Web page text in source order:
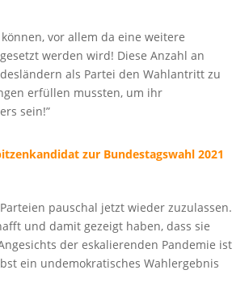
vor allem da eine weitere
werden wird! Diese Anzahl an
als Partei den Wahlantritt zu
erfüllen mussten, um ihr
sein!”
zur Bundestagswahl 2021
pauschal jetzt wieder zuzulassen.
und damit gezeigt haben, dass sie
der eskalierenden Pandemie ist
ein undemokratisches Wahlergebnis